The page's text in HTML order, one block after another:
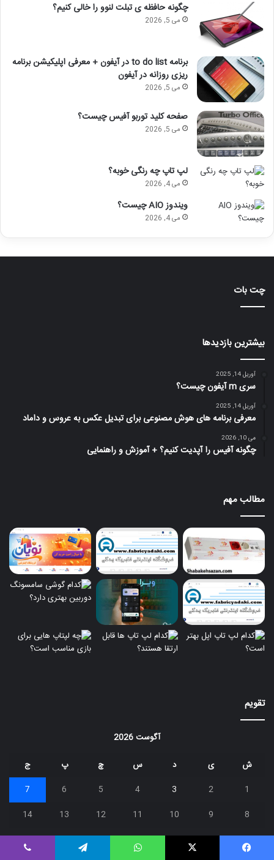
چگونه حافظه ی تبلت لنوو را خالی کنیم؟
می 5, 2026
برنامه to do list در آیفون + معرفی اپلیکیشن برنامه
ریزی روزانه در آیفون
می 5, 2026
صفحه کلید توربو آفیس چیست؟
می 5, 2026
لپ تاپ چه رنگی خوبه؟
می 4, 2026
ویندوز AIO چیست؟
می 4, 2026
چت بات
بیشترین بازدیدها
آوریل 14, 2025
سری m آیفون چیست؟
آوریل 14, 2025
معرفی برنامه های هوش مصنوعی برای تبدیل عکس به عروس و داماد
می 10, 2026
چگونه آفیس را آپدیت کنیم؟ + آموزش و راهنمایی
مطالب مهم
تقویم
آگوست 2026
ش ی د س چ پ
ج
1
2
3
4
5
6
7
8
9
10
11
12
13
14
15
16
17
18
19
20
21